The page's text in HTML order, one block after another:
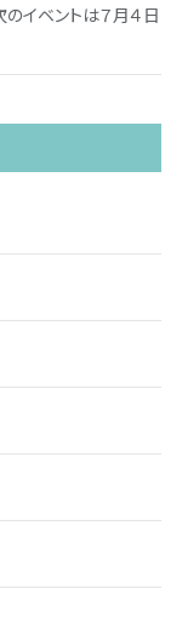
イベントは７月４日